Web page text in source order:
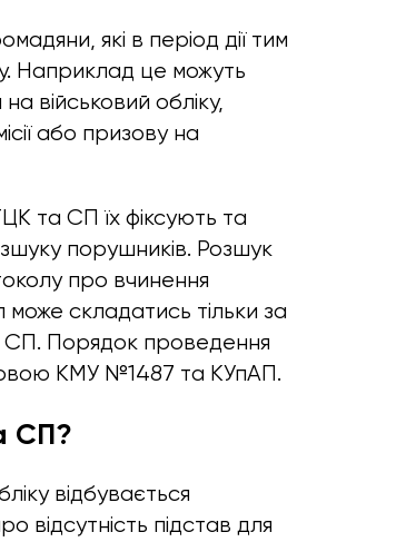
які в період дії тим
Наприклад це можуть
військовий обліку,
або призову на
та СП їх фіксують та
порушників. Розшук
про вчинення
складатись тільки за
СП. Порядок проведення
КМУ №1487 та КУпАП.
СП?
відбувається
відсутність підстав для